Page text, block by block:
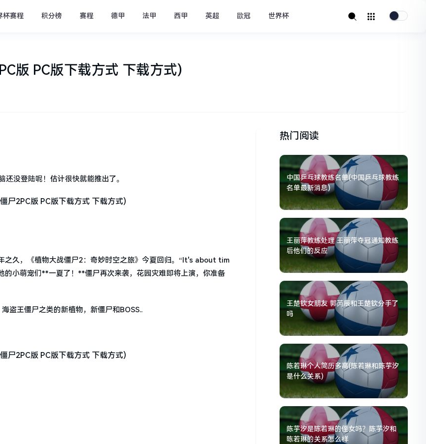
杯赛程 积分榜 赛程 德甲 法甲 西甲 英超 歐冠 世界杯
版 PC版下载方式 下载方式)
没登陆呢！估计很快就能推出了。
久，《植物大战僵尸2：奇妙时空之旅》今夏回归。“It's about tim
小萌宠们**一夏了！**僵尸再次来袭，花园灾难即将上演，你准备
盗王僵尸之类的新植物，新僵尸和BOSS..
热门阅读
中国乒乓球教练名单(中国乒乓球教练
名单最新消息)
王丽萍教练处理 王丽萍夺冠通知教练
后他们的反应
王楚钦女朋友 郭芮辰和王楚钦分手了
吗
陈若琳个人简历多高(陈若琳和陈芋汐
是什么关系)
陈芋汐是陈若琳的侄女吗？陈芋汐和
陈若琳的关系怎么样